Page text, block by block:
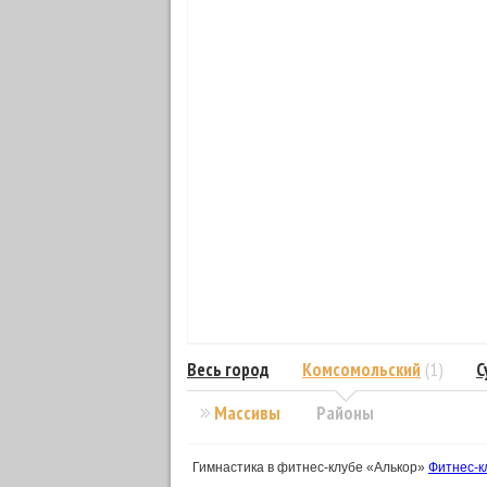
Массивы Районы
Весь город Комсомольский (1)
Гимнастика в фитнес-клубе «Алькор» Фитнес-